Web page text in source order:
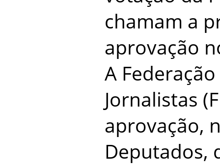
chamam a
aprovação
A
Jornalistas
aprovação,
Deputados,